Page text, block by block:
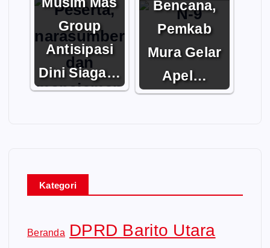
Group
Antisipasi
Dini Siaga…
Bencana,
Pemkab
Mura Gelar
Apel…
Kategori
Beranda DPRD Barito Utara